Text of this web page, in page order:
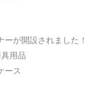
ーが開設されました
具用品
ース